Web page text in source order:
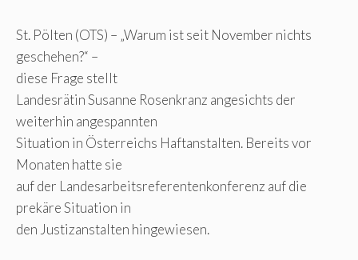
St. Pölten (OTS) – „Warum ist seit November nichts
geschehen?“ –
diese Frage stellt
Landesrätin Susanne Rosenkranz angesichts der
weiterhin angespannten
Situation in Österreichs Haftanstalten. Bereits vor
Monaten hatte sie
auf der Landesarbeitsreferentenkonferenz auf die
prekäre Situation in
den Justizanstalten hingewiesen.